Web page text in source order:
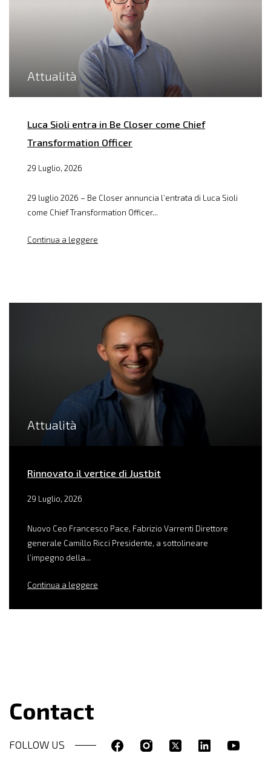
Attualità
Luca Sioli entra in Be Closer come Chief
Transformation Officer
29 Luglio, 2026
29 luglio 2026 – Be Closer annuncia l’entrata di Luca Sioli
come Chief Transformation Officer...
Continua a leggere
Attualità
Rinnovato il vertice di Justbit
29 Luglio, 2026
Nuovo Ceo Francesco Pace, Fabrizio Varrenti Direttore
generale Camillo Ricci Presidente, a sottolineare
l’impegno della...
Continua a leggere
Contact
FOLLOW US